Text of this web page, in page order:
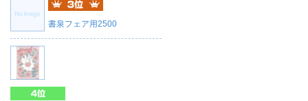
書泉フェア用2500